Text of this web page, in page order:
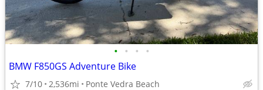
• • • •
BMW F850GS Adventure Bike
7/10 2,536mi Ponte Vedra Beach